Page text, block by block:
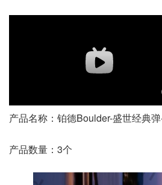
产品名称：铂德Boulder-盛世经典
产品数量：3个